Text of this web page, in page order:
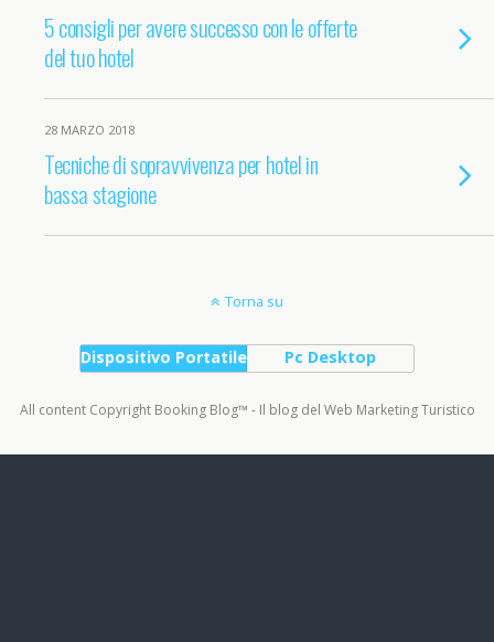
5 consigli per avere successo con le offerte
del tuo hotel
28 MARZO 2018
Tecniche di sopravvivenza per hotel in
bassa stagione
Torna su
Dispositivo Portatile Pc Desktop
All content Copyright Booking Blog™ - Il blog del Web Marketing Turistico